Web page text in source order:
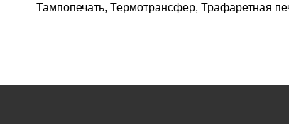
Тампопечать, Термотрансфер, Трафаретная